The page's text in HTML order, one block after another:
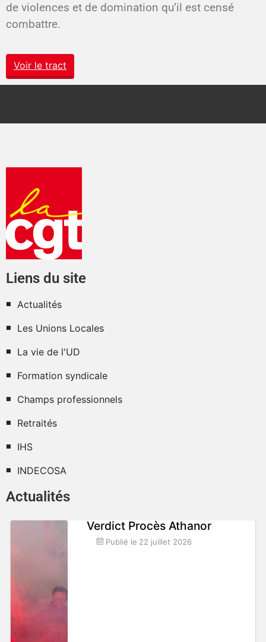
de violences et de domination qu’il est censé
combattre.
Voir le tract
Liens du site
Actualités
Les Unions Locales
La vie de l'UD
Formation syndicale
Champs professionnels
Retraités
IHS
INDECOSA
Actualités
Verdict Procès Athanor
Publié le 22 juillet 2026